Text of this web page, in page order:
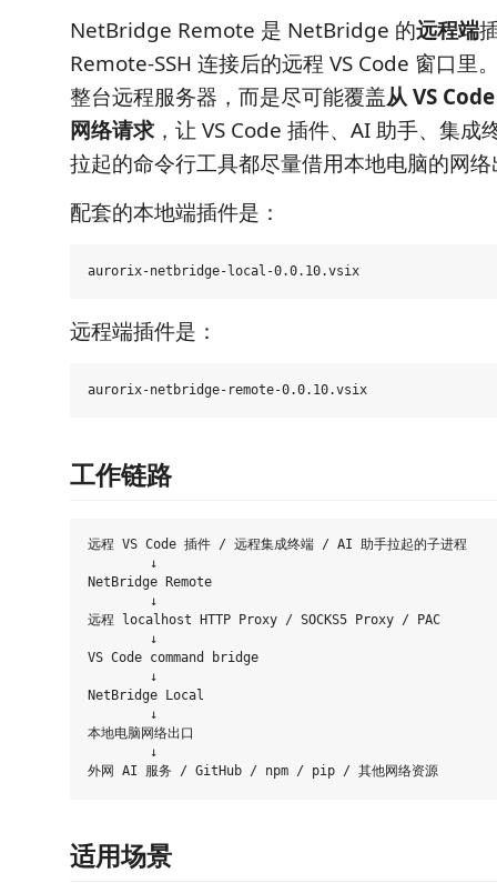
NetBridge Remote 是 NetBridge 的远程端
Remote-SSH 连接后的远程 VS Code 窗口里
整台远程服务器，而是尽可能覆盖从 VS
网络请求 ，让 VS Code 插件、AI 助手、集成
拉起的命令行工具都尽量借用本地电脑的网
配套的本地端插件是：
远程端插件是：
工作链路
远程 VS Code 插件 / 远程集成终端 / AI 助手拉起的子进程
        ↓
NetBridge Remote
        ↓
远程 localhost HTTP Proxy / SOCKS5 Proxy / PAC
        ↓
VS Code command bridge
        ↓
NetBridge Local
        ↓
本地电脑网络出口
        ↓
适用场景